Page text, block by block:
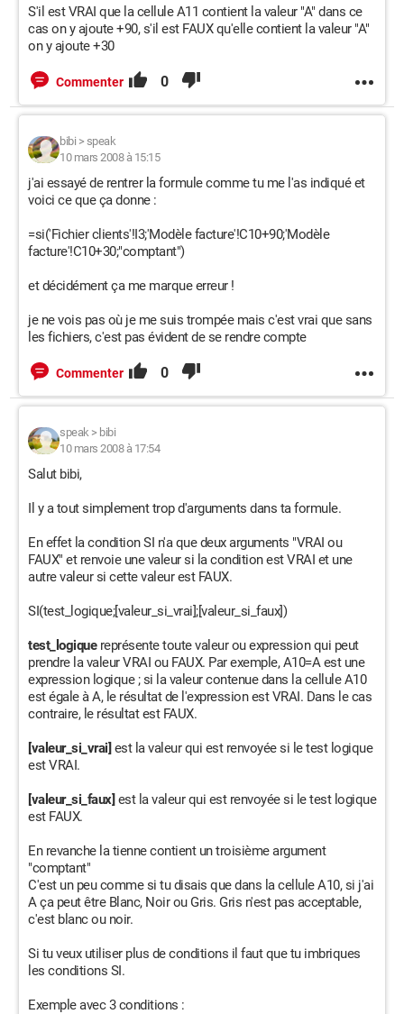
S'il est VRAI que la cellule A11 contient la valeur "A" dans ce
cas on y ajoute +90, s'il est FAUX qu'elle contient la valeur "A"
on y ajoute +30
Commenter 0
bibi > speak
10 mars 2008 à 15:15
j'ai essayé de rentrer la formule comme tu me l'as indiqué et
voici ce que ça donne :
=si('Fichier clients'!I3;'Modèle facture'!C10+90;'Modèle
facture'!C10+30;"comptant")
et décidément ça me marque erreur !
je ne vois pas où je me suis trompée mais c'est vrai que sans
les fichiers, c'est pas évident de se rendre compte
Commenter 0
speak> bibi
10 mars 2008 à 17:54
Salut bibi,
Il y a tout simplement trop d'arguments dans ta formule.
En effet la condition SI n'a que deux arguments "VRAI ou
FAUX" et renvoie une valeur si la condition est VRAI et une
autre valeur si cette valeur est FAUX.
SI(test_logique;[valeur_si_vrai];[valeur_si_faux])
test_logiquereprésente toute valeur ou expression qui peut
prendre la valeur VRAI ou FAUX. Par exemple, A10=A est une
expression logique ; si la valeur contenue dans la cellule A10
est égale à A, le résultat de l'expression est VRAI. Dans le cas
contraire, le résultat est FAUX.
[valeur_si_vrai] est la valeur qui est renvoyée si le test logique
est VRAI.
[valeur_si_faux] est la valeur qui est renvoyée si le test logique
est FAUX.
En revanche la tienne contient un troisième argument
"comptant"
C'est un peu comme si tu disais que dans la cellule A10, si j'ai
A ça peut être Blanc, Noir ou Gris. Gris n'est pas acceptable,
c'est blanc ou noir.
Si tu veux utiliser plus de conditions il faut que tu imbriques
les conditions SI.
Exemple avec 3 conditions :